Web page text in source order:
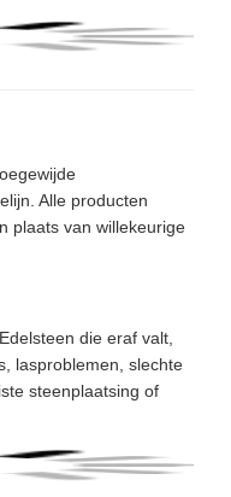
Alle producten
plaats van willekeurige
die eraf valt,
lasproblemen, slechte
steenplaatsing of